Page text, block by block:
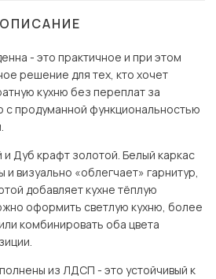
ОПИСАНИЕ
- это практичное и при этом
решение для тех, кто хочет
кухню без переплат за
продуманной функциональностью
Дуб крафт золотой. Белый каркас
визуально «облегчает» гарнитур,
добавляет кухне тёплую
оформить светлую кухню, более
комбинировать оба цвета
из ЛДСП - это устойчивый к